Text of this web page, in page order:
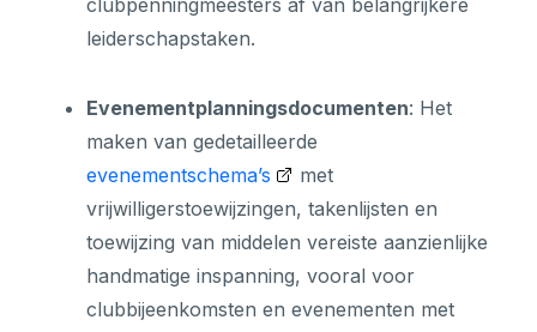
leiderschapstaken.
Evenementplanningsdocumenten: Het
maken van gedetailleerde
evenementschema’s
met
vrijwilligerstoewijzingen, takenlijsten en
toewijzing van middelen vereiste aanzienlijke
handmatige inspanning, vooral voor
clubbijeenkomsten en evenementen met